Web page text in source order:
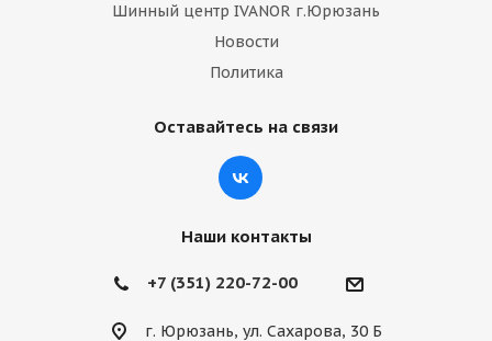
Шинный центр IVANOR г.Юрюзань
Новости
Политика
Оставайтесь на связи
Наши контакты
+7 (351) 220-72-00
г. Юрюзань, ул. Сахарова, 30 Б